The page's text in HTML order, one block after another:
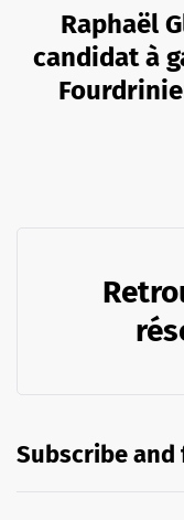
Raphaël
candidat à
Subscribe